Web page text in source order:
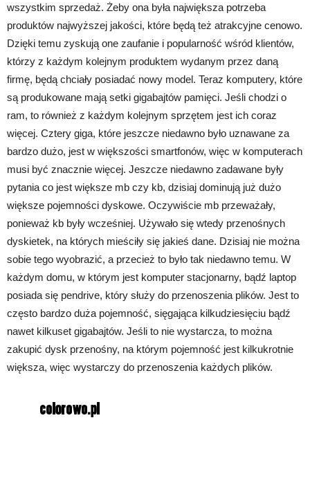
wszystkim sprzedaż. Żeby ona była największa potrzeba
produktów najwyższej jakości, które będą też atrakcyjne cenowo.
Dzięki temu zyskują one zaufanie i popularność wśród klientów,
którzy z każdym kolejnym produktem wydanym przez daną
firmę, będą chciały posiadać nowy model. Teraz komputery, które
są produkowane mają setki gigabajtów pamięci. Jeśli chodzi o
ram, to również z każdym kolejnym sprzętem jest ich coraz
więcej. Cztery giga, które jeszcze niedawno było uznawane za
bardzo dużo, jest w większości smartfonów, więc w komputerach
musi być znacznie więcej. Jeszcze niedawno zadawane były
pytania co jest większe mb czy kb, dzisiaj dominują już dużo
większe pojemności dyskowe. Oczywiście mb przeważały,
ponieważ kb były wcześniej. Używało się wtedy przenośnych
dyskietek, na których mieściły się jakieś dane. Dzisiaj nie można
sobie tego wyobrazić, a przecież to było tak niedawno temu. W
każdym domu, w którym jest komputer stacjonarny, bądź laptop
posiada się pendrive, który służy do przenoszenia plików. Jest to
często bardzo duża pojemność, sięgająca kilkudziesięciu bądź
nawet kilkuset gigabajtów. Jeśli to nie wystarcza, to można
zakupić dysk przenośny, na którym pojemność jest kilkukrotnie
większa, więc wystarczy do przenoszenia każdych plików.